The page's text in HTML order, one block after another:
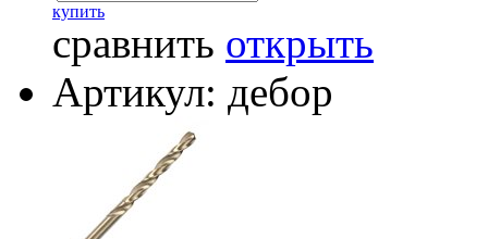
купить
сравнить открыть
Артикул: дебор